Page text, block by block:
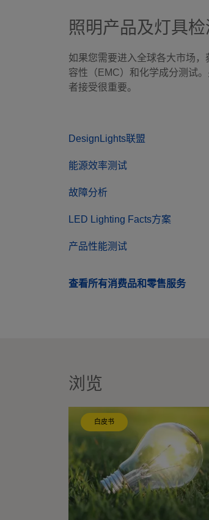
照明产品及灯具
如果您需要进入全球各大市场
容性（EMC）和化学成分测试
者接受很重要。
DesignLights联盟
能源效率测试
故障分析
LED Lighting Facts方案
产品性能测试
查看所有消费品和零售服务
浏览
白皮书